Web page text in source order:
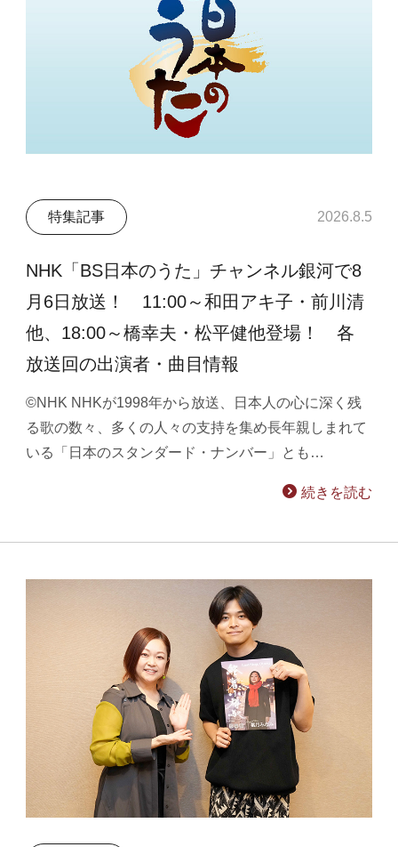
特集記事 2026.8.5
NHK「BS日本のうた」チャンネル銀河で8
月6日放送！ 11:00～和田アキ子・前川清
他、18:00～橋幸夫・松平健他登場！ 各
放送回の出演者・曲目情報
©NHK NHKが1998年から放送、日本人の心に深く残
る歌の数々、多くの人々の支持を集め長年親しまれて
いる「日本のスタンダード・ナンバー」とも…
続きを読む